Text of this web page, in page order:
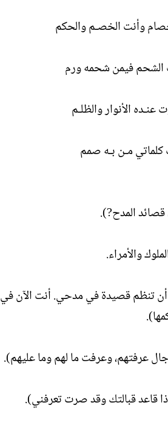
وأنت الخصـم والحكم
الشحم فيمن شحمه ورم
عنـده الأنوار والظلـم
كلماتي مـن بـه صمم
المدح?).
والأمراء.
تنظم قصيدة في مدحي. أنت الآن
عرفتهم، وعرفت ما لهم وما عليهم).
ذا قاعد قبالتك وقد صرت تعرفني).